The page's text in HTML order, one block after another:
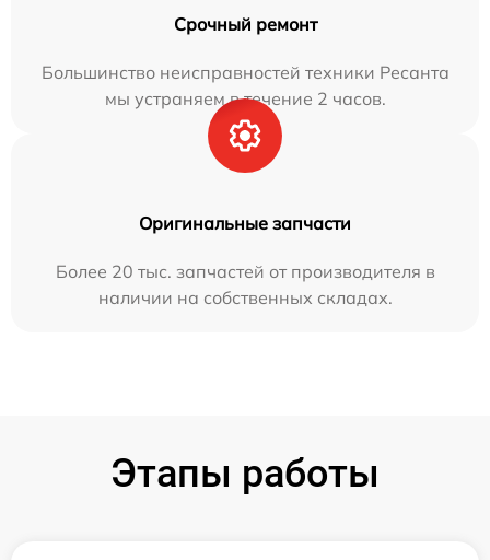
Срочный ремонт
Большинство неисправностей техники Ресанта
мы устраняем в течение 2 часов.
Оригинальные запчасти
Более 20 тыс. запчастей от производителя в
наличии на собственных складах.
Этапы работы